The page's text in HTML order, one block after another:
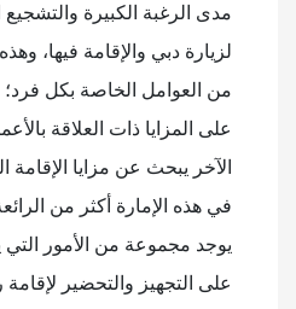
مدى الرغبة الكبيرة والتشجيع
لزيارة دبي والإقامة فيها،
من العوامل الخاصة بكل
على المزايا ذات العلاقة
الآخر يبحث عن مزايا الإقامة
في هذه الإمارة أكثر من
يوجد مجموعة من الأمور
على التجهيز والتحضير